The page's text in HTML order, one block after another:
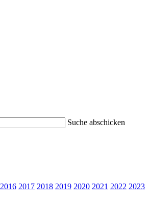
Suche abschicken
2016 2017 2018 2019 2020 2021 2022 2023